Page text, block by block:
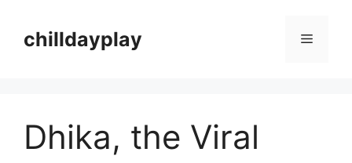
chilldayplay Menu
Dhika, the Viral